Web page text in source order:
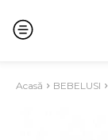
Acasă BEBELUSI